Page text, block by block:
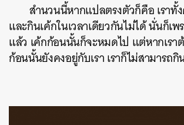
สำนวนนี้หากแปลตรงตัวก็คือ เราทั้
และกินเค้กในเวลาเดียวกันไม่ได้ นั่นก็เพ
แล้ว เค้กก้อนนั้นก็จะหมดไป แต่หากเรา
ก้อนนั้นยังคงอยู่กับเรา เราก็ไม่สามารถ